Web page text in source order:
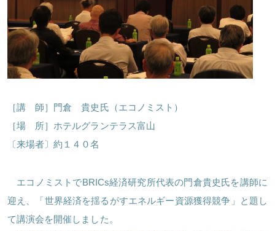
ほくげんこんシアター
［講 師］門倉 貴史氏（エコノミスト）
［場 所］ホテルグランテラス富山
〔来場者〕約１４０名
エコノミストでBRICs経済研究所代表の門倉貴史氏を講師に
迎え、「世界経済を揺るがすエネルギー資源獲得競争」と題し
て講演会を開催しました。